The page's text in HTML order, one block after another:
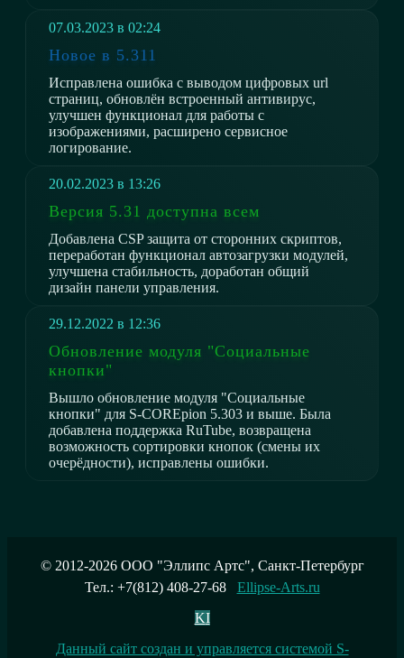
07.03.2023 в 02:24
Новое в 5.311
Исправлена ошибка с выводом цифровых url
страниц, обновлён встроенный антивирус,
улучшен функционал для работы с
изображениями, расширено сервисное
логирование.
20.02.2023 в 13:26
Версия 5.31 доступна всем
Добавлена CSP защита от сторонних скриптов,
переработан функционал автозагрузки модулей,
улучшена стабильность, доработан общий
дизайн панели управления.
29.12.2022 в 12:36
Обновление модуля "Социальные
кнопки"
Вышло обновление модуля "Социальные
кнопки" для S-COREpion 5.303 и выше. Была
добавлена поддержка RuTube, возвращена
возможность сортировки кнопок (смены их
очерёдности), исправлены ошибки.
© 2012-2026 ООО "Эллипс Артс", Санкт-Петербург
Тел.: +7(812) 408-27-68 Ellipse-Arts.ru
KI
Данный сайт создан и управляется системой S-